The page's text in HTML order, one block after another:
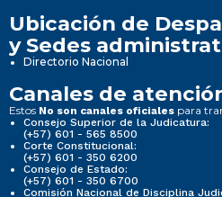
Ubicación de
y Sedes
Directorio Nacional
Canales de
Estos No son canales oficiales para
Consejo Superior de la Judicatura:
(+57) 601 - 565 8500
Corte Constitucional:
(+57) 601 - 350 6200
Consejo de Estado:
(+57) 601 - 350 6700
Comisión Nacional de Disciplina